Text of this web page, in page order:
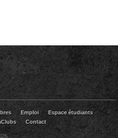
Emploi
Espace étudiants
Contact